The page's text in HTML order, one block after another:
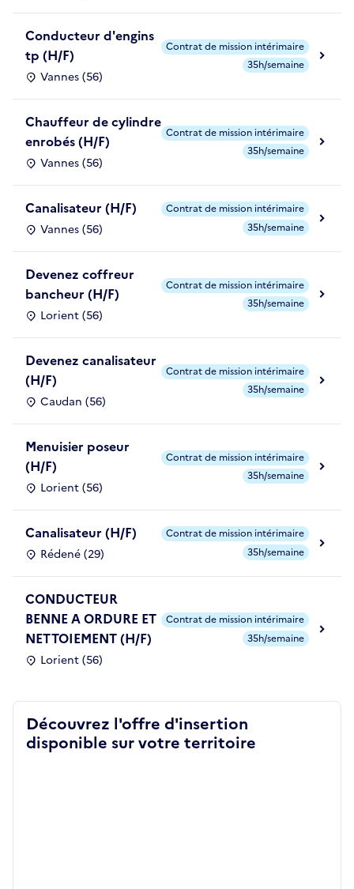
Conducteur d'engins
tp (H/F)
Vannes (56)
Contrat de mission intérimaire
35h/semaine
Chauffeur de cylindre
enrobés (H/F)
Vannes (56)
Contrat de mission intérimaire
35h/semaine
Canalisateur (H/F)
Vannes (56)
Contrat de mission intérimaire
35h/semaine
Devenez coffreur
bancheur (H/F)
Lorient (56)
Contrat de mission intérimaire
35h/semaine
Devenez canalisateur
(H/F)
Caudan (56)
Contrat de mission intérimaire
35h/semaine
Menuisier poseur
(H/F)
Lorient (56)
Contrat de mission intérimaire
35h/semaine
Canalisateur (H/F)
Rédené (29)
Contrat de mission intérimaire
35h/semaine
CONDUCTEUR
BENNE A ORDURE ET
NETTOIEMENT (H/F)
Lorient (56)
Contrat de mission intérimaire
35h/semaine
Découvrez l'offre d'insertion
disponible sur votre territoire